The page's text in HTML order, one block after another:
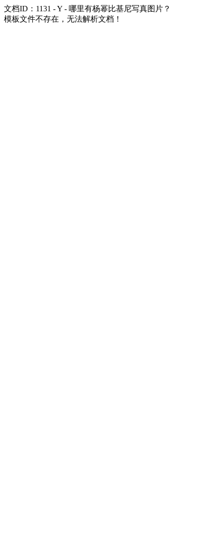
文档ID：1131 - Y - 哪里有杨幂比基尼写真图片？
模板文件不存在，无法解析文档！